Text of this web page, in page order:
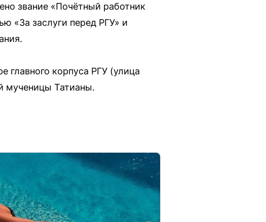
звание «Почётный работник
«За заслуги перед РГУ» и
главного корпуса РГУ (улица
мученицы Татианы.